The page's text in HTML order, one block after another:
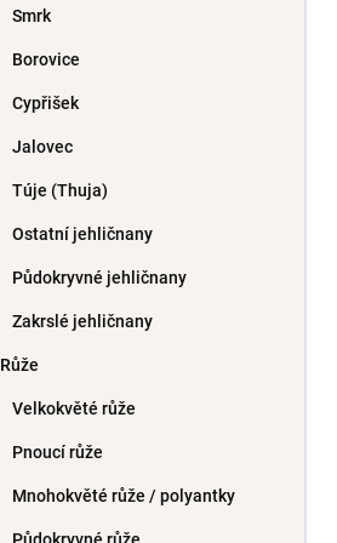
Smrk
Borovice
Cypřišek
Jalovec
Túje (Thuja)
Ostatní jehličnany
Půdokryvné jehličnany
Zakrslé jehličnany
Růže
Velkokvěté růže
Pnoucí růže
Mnohokvěté růže / polyantky